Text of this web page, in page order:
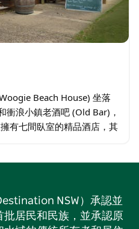
Beach House) 坐落
衝浪小鎮老酒吧 (Old Bar)，
有七間臥室的精品酒店，其
NSW）承認並
居民和民族，並承認原